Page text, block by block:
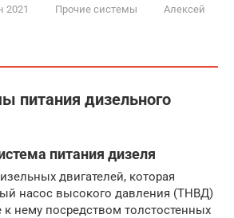
2021 Прочие системы
Алексей
питания дизельного
питания дизеля
двигателей, которая
насос высокого давления (ТНВД)
нему посредством толстостенных